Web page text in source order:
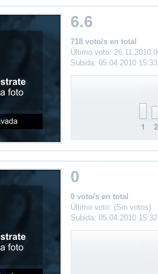
6.6
718 voto/s en total
Último voto: 26.11.2010
Subida: 05.04.2010
0
0 voto/s en total
Último voto: (Sin votos)
Subida: 05.04.2010